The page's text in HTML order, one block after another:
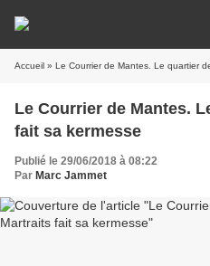
Accueil » Le Courrier de Mantes. Le quartier
Le Courrier de Mantes.
fait sa kermesse
Publié le 29/06/2018 à 08:22
Par Marc Jammet